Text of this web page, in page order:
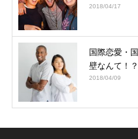
2018/04/17
国際恋愛・
壁なんて！
2018/04/09